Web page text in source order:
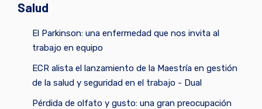
Salud
El Parkinson: una enfermedad que nos invita al
trabajo en equipo
ECR alista el lanzamiento de la Maestría en gestión
de la salud y seguridad en el trabajo - Dual
Pérdida de olfato y gusto: una gran preocupación